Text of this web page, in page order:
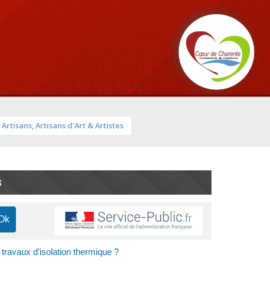
Artisans, Artisans d'Art & Artistes
d'isolation thermique ?